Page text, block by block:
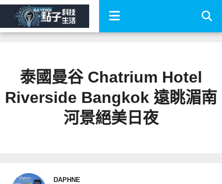
泰國曼谷 Chatrium Hotel
Riverside Bangkok 遠眺湄南
河景絕美日夜
DAPHNE